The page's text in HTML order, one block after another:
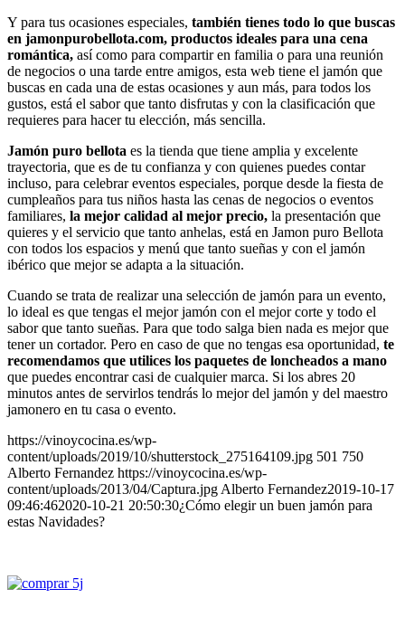
Y para tus ocasiones especiales, también tienes todo lo que buscas
en jamonpurobellota.com, productos ideales para una cena
romántica, así como para compartir en familia o para una reunión
de negocios o una tarde entre amigos, esta web tiene el jamón que
buscas en cada una de estas ocasiones y aun más, para todos los
gustos, está el sabor que tanto disfrutas y con la clasificación que
requieres para hacer tu elección, más sencilla.
Jamón puro bellota es la tienda que tiene amplia y excelente
trayectoria, que es de tu confianza y con quienes puedes contar
incluso, para celebrar eventos especiales, porque desde la fiesta de
cumpleaños para tus niños hasta las cenas de negocios o eventos
familiares, la mejor calidad al mejor precio, la presentación que
quieres y el servicio que tanto anhelas, está en Jamon puro Bellota
con todos los espacios y menú que tanto sueñas y con el jamón
ibérico que mejor se adapta a la situación.
Cuando se trata de realizar una selección de jamón para un evento,
lo ideal es que tengas el mejor jamón con el mejor corte y todo el
sabor que tanto sueñas. Para que todo salga bien nada es mejor que
tener un cortador. Pero en caso de que no tengas esa oportunidad, te
recomendamos que utilices los paquetes de loncheados a mano
que puedes encontrar casi de cualquier marca. Si los abres 20
minutos antes de servirlos tendrás lo mejor del jamón y del maestro
jamonero en tu casa o evento.
https://vinoycocina.es/wp-
content/uploads/2019/10/shutterstock_275164109.jpg 501 750
Alberto Fernandez https://vinoycocina.es/wp-
content/uploads/2013/04/Captura.jpg Alberto Fernandez2019-10-17
09:46:462020-10-21 20:50:30¿Cómo elegir un buen jamón para
estas Navidades?